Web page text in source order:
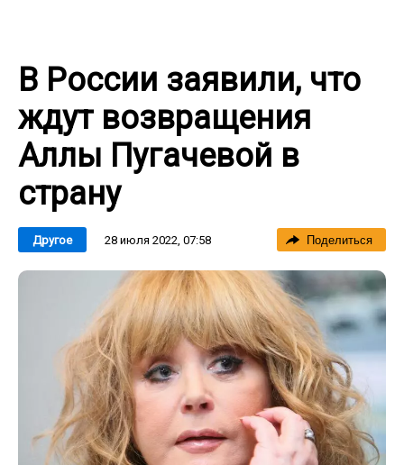
В России заявили, что
ждут возвращения
Аллы Пугачевой в
страну
Другое 28 июля 2022, 07:58 Поделиться